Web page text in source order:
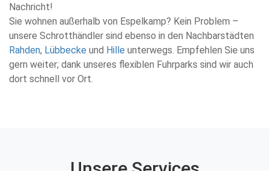
Nachricht!
Sie wohnen außerhalb von Espelkamp? Kein Problem –
unsere Schrotthändler sind ebenso in den Nachbarstädten
Rahden, Lübbecke und Hille unterwegs. Empfehlen Sie uns
gern weiter; dank unseres flexiblen Fuhrparks sind wir auch
dort schnell vor Ort.